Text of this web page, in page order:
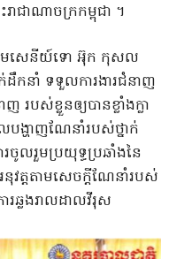
រាជាណាចក្រ​កម្ពុជា ។
ត្ត​ម​សេនីយ៍​ទោ អ៊ុក កុសល
ដឹកនាំ ទទួល​ការងារ​ជំនាញ
បស់ខ្លួន​ឲ្យ​បាន​ខ្លាំងក្លា​
ង្ហាញ​​ណែនាំ​របស់​ថ្នាក់
ចូលរួម​ប្រយុទ្ធប្រឆាំង​នៃ​
វត្តតាម​សេចក្តីណែនាំ​របស់​
រ​ឆ្លង​រាលដាល​វីរុស